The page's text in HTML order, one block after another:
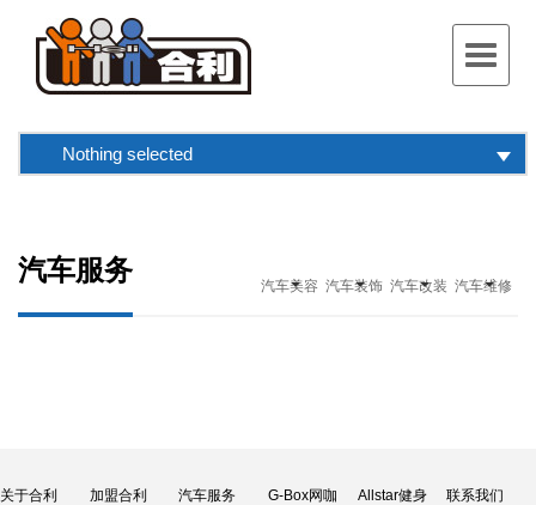
Toggle
Nothing selected
汽车服务 汽车美容 汽车装饰 汽车改装 汽车维修
关于合利 加盟合利 汽车服务 G-Box网咖 Allstar健身 联系我们